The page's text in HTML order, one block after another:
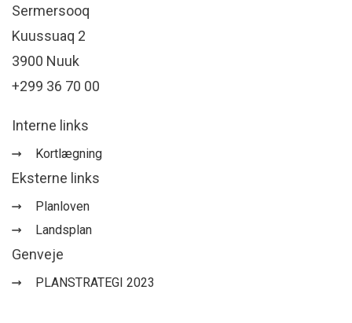
Sermersooq
Kuussuaq 2
3900 Nuuk
+299 36 70 00
Interne links
Kortlægning
Eksterne links
Planloven
Landsplan
Genveje
PLANSTRATEGI 2023